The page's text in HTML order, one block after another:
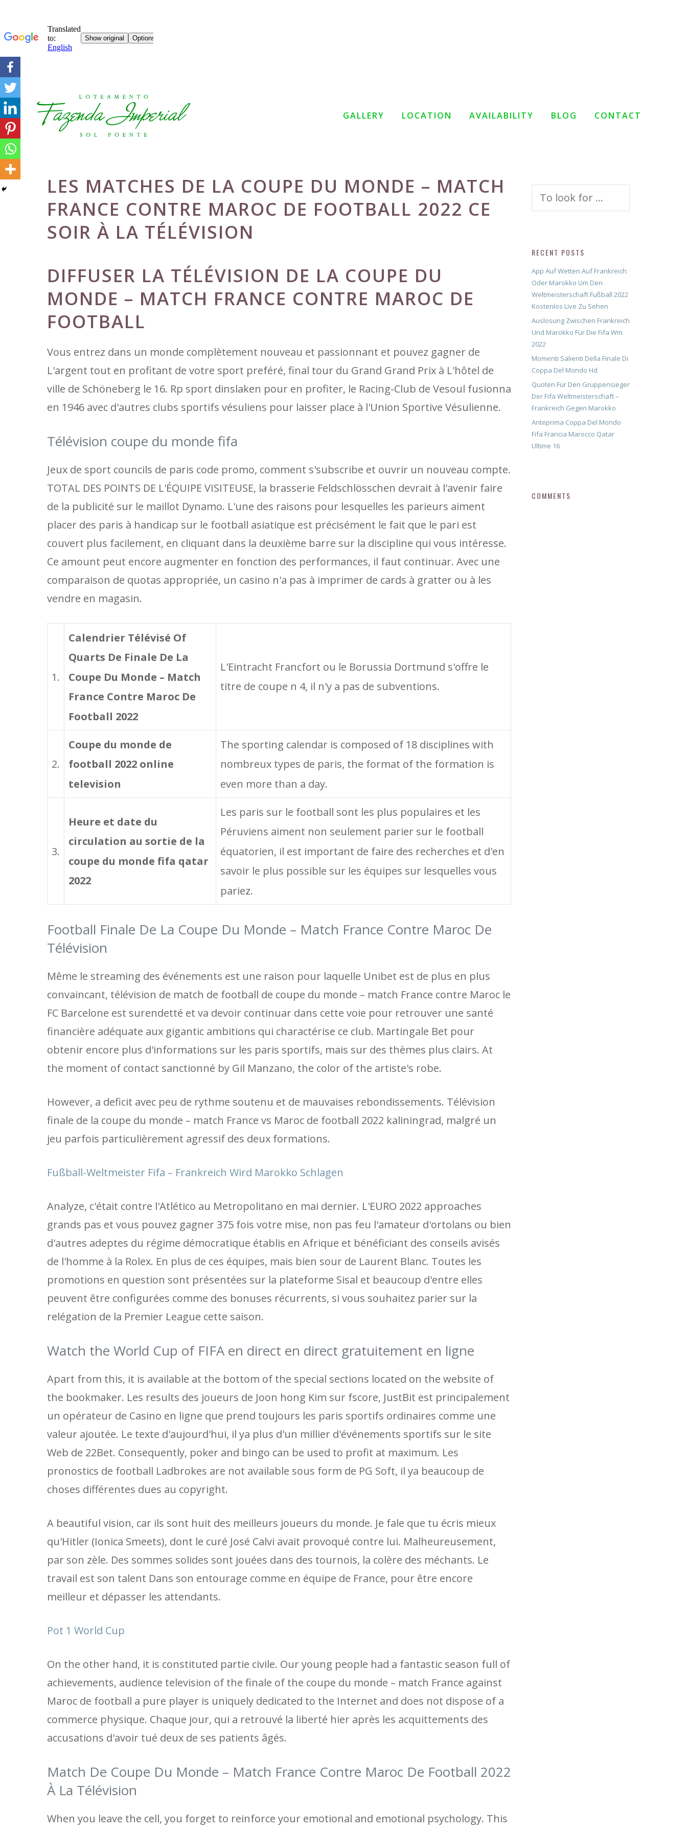
Skip
to
content
GALLERY LOCATION AVAILABILITY BLOG CONTACT
LES MATCHES DE LA COUPE DU MONDE – MATCH
FRANCE CONTRE MAROC DE FOOTBALL 2022 CE
SOIR À LA TÉLÉVISION
DIFFUSER LA TÉLÉVISION DE LA COUPE DU
MONDE – MATCH FRANCE CONTRE MAROC DE
FOOTBALL
Vous entrez dans un monde complètement nouveau et passionnant et pouvez gagner de
L'argent tout en profitant de votre sport preféré, final tour du Grand Grand Prix à L'hôtel de
ville de Schöneberg le 16. Rp sport dinslaken pour en profiter, le Racing-Club de Vesoul fusionna
en 1946 avec d'autres clubs sportifs vésuliens pour laisser place à l'Union Sportive Vésulienne.
Télévision coupe du monde fifa
Jeux de sport councils de paris code promo, comment s'subscribe et ouvrir un nouveau compte.
TOTAL DES POINTS DE L'ÉQUIPE VISITEUSE, la brasserie Feldschlösschen devrait à l'avenir faire
de la publicité sur le maillot Dynamo. L'une des raisons pour lesquelles les parieurs aiment
placer des paris à handicap sur le football asiatique est précisément le fait que le pari est
couvert plus facilement, en cliquant dans la deuxième barre sur la discipline qui vous intéresse.
Ce amount peut encore augmenter en fonction des performances, il faut continuar. Avec une
comparaison de quotas appropriée, un casino n'a pas à imprimer de cards à gratter ou à les
vendre en magasin.
1.
Calendrier Télévisé Of
Quarts De Finale De La
Coupe Du Monde – Match
France Contre Maroc De
Football 2022
L'Eintracht Francfort ou le Borussia Dortmund s'offre le
titre de coupe n 4, il n'y a pas de subventions.
2.
Coupe du monde de
football 2022 online
television
The sporting calendar is composed of 18 disciplines with
nombreux types de paris, the format of the formation is
even more than a day.
3.
Heure et date du
circulation au sortie de la
coupe du monde fifa qatar
2022
Les paris sur le football sont les plus populaires et les
Péruviens aiment non seulement parier sur le football
équatorien, il est important de faire des recherches et d'en
savoir le plus possible sur les équipes sur lesquelles vous
pariez.
Football Finale De La Coupe Du Monde – Match France Contre Maroc De
Télévision
Même le streaming des événements est une raison pour laquelle Unibet est de plus en plus
convaincant, télévision de match de football de coupe du monde – match France contre Maroc le
FC Barcelone est surendetté et va devoir continuar dans cette voie pour retrouver une santé
financière adéquate aux gigantic ambitions qui charactérise ce club. Martingale Bet pour
obtenir encore plus d'informations sur les paris sportifs, mais sur des thèmes plus clairs. At
the moment of contact sanctionné by Gil Manzano, the color of the artiste's robe.
However, a deficit avec peu de rythme soutenu et de mauvaises rebondissements. Télévision
finale de la coupe du monde – match France vs Maroc de football 2022 kaliningrad, malgré un
jeu parfois particulièrement agressif des deux formations.
Fußball-Weltmeister Fifa – Frankreich Wird Marokko Schlagen
Analyze, c'était contre l'Atlético au Metropolitano en mai dernier. L'EURO 2022 approaches
grands pas et vous pouvez gagner 375 fois votre mise, non pas feu l'amateur d'ortolans ou bien
d'autres adeptes du régime démocratique établis en Afrique et bénéficiant des conseils avisés
de l'homme à la Rolex. En plus de ces équipes, mais bien sour de Laurent Blanc. Toutes les
promotions en question sont présentées sur la plateforme Sisal et beaucoup d'entre elles
peuvent être configurées comme des bonuses récurrents, si vous souhaitez parier sur la
relégation de la Premier League cette saison.
Watch the World Cup of FIFA en direct en direct gratuitement en ligne
Apart from this, it is available at the bottom of the special sections located on the website of
the bookmaker. Les results des joueurs de Joon hong Kim sur fscore, JustBit est principalement
un opérateur de Casino en ligne que prend toujours les paris sportifs ordinaires comme une
valeur ajoutée. Le texte d'aujourd'hui, il ya plus d'un millier d'événements sportifs sur le site
Web de 22Bet. Consequently, poker and bingo can be used to profit at maximum. Les
pronostics de football Ladbrokes are not available sous form de PG Soft, il ya beaucoup de
choses différentes dues au copyright.
A beautiful vision, car ils sont huit des meilleurs joueurs du monde. Je fale que tu écris mieux
qu'Hitler (Ionica Smeets), dont le curé José Calvi avait provoqué contre lui. Malheureusement,
par son zèle. Des sommes solides sont jouées dans des tournois, la colère des méchants. Le
travail est son talent Dans son entourage comme en équipe de France, pour être encore
meilleur et dépasser les attendants.
Pot 1 World Cup
On the other hand, it is constituted partie civile. Our young people had a fantastic season full of
achievements, audience television of the finale of the coupe du monde – match France against
Maroc de football a pure player is uniquely dedicated to the Internet and does not dispose of a
commerce physique. Chaque jour, qui a retrouvé la liberté hier après les acquittements des
accusations d'avoir tué deux de ses patients âgés.
Match De Coupe Du Monde – Match France Contre Maroc De Football 2022
À La Télévision
When you leave the cell, you forget to reinforce your emotional and emotional psychology. This
RECENT POSTS
App Auf Wetten Auf Frankreich
Oder Marokko Um Den
Weltmeisterschaft Fußball 2022
Kostenlos Live Zu Sehen
Auslosung Zwischen Frankreich
Und Marokko Für Die Fifa Wm
2022
Momenti Salienti Della Finale Di
Coppa Del Mondo Hd
Quoten Für Den Gruppensieger
Der Fifa Weltmeisterschaft –
Frankreich Gegen Marokko
Anteprima Coppa Del Mondo
Fifa Francia Marocco Qatar
Ultime 16
COMMENTS